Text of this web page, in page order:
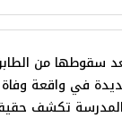
سقوطها من
في واقعة وفاة
تكشف